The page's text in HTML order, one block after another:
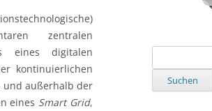
zentralen
eines digitalen
kontinuierlichen
und außerhalb der
eines Smart Grid,
nach: